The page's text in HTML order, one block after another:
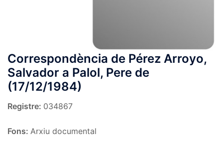
Correspondència de Pérez Arroyo,
Salvador a Palol, Pere de
(17/12/1984)
Registre: 034867
Fons: Arxiu documental